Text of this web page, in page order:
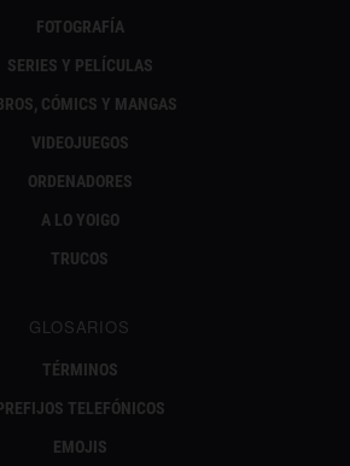
FOTOGRAFÍA
SERIES Y PELÍCULAS
CÓMICS Y MANGAS
VIDEOJUEGOS
ORDENADORES
A LO YOIGO
TRUCOS
GLOSARIOS
TÉRMINOS
TELEFÓNICOS
EMOJIS